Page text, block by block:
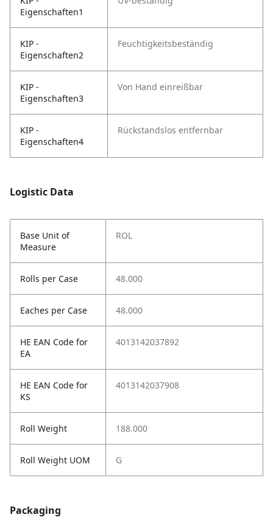
Eigenschaften1
KIP -
Eigenschaften2
Feuchtigkeitsbeständig
KIP -
Eigenschaften3
Von Hand einreißbar
KIP -
Eigenschaften4
Rückstandslos entfernbar
Logistic Data
Base Unit of
Measure
ROL
Rolls per Case 48.000
Eaches per Case 48.000
HE EAN Code for
EA
4013142037892
HE EAN Code for
KS
4013142037908
Roll Weight 188.000
Roll Weight UOM G
Packaging